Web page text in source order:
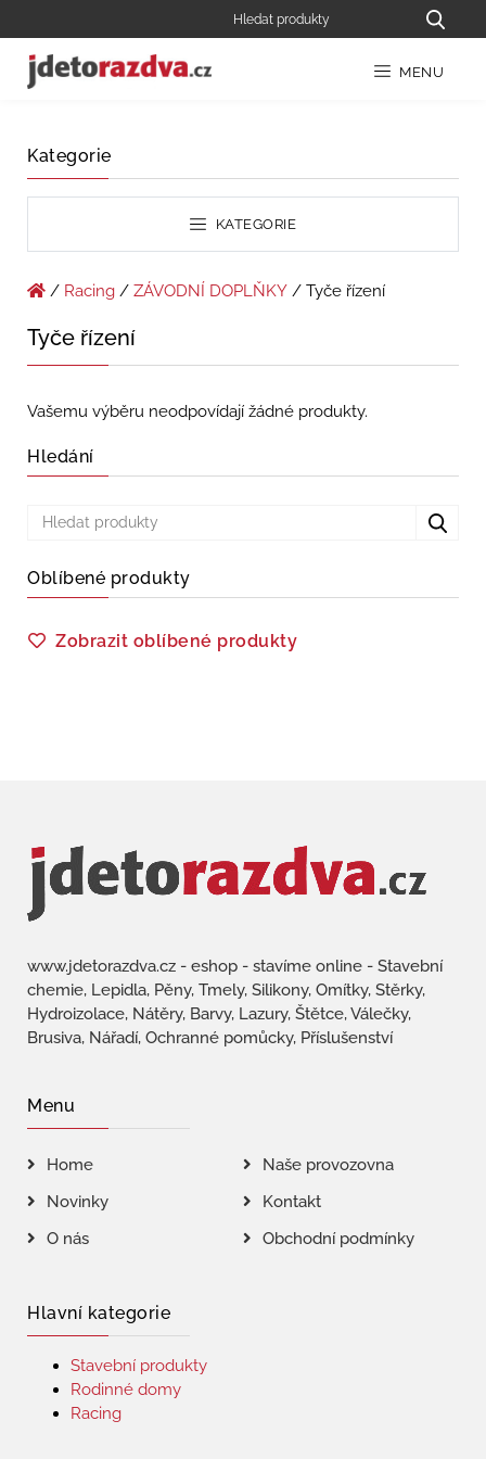
MENU
Kategorie
KATEGORIE
/ Racing / ZÁVODNÍ DOPLŇKY / Tyče řízení
Tyče řízení
Vašemu výběru neodpovídají žádné produkty.
Hledání
Oblíbené produkty
Zobrazit oblíbené produkty
www.jdetorazdva.cz - eshop - stavíme online - Stavební
chemie, Lepidla, Pěny, Tmely, Silikony, Omítky, Stěrky,
Hydroizolace, Nátěry, Barvy, Lazury, Štětce, Válečky,
Brusiva, Nářadí, Ochranné pomůcky, Příslušenství
Menu
Home
Naše provozovna
Novinky
Kontakt
O nás
Obchodní podmínky
Hlavní kategorie
Stavební produkty
Rodinné domy
Racing